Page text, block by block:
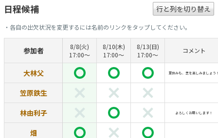
日程候補 行と列を切り替え
・各自の出欠状況を変更するには名前のリンクをタップしてください。
参加者
8/8(火)
17:00〜
8/10(木)
17:00〜
8/13(日)
17:00〜
コメント
大林父 夏休みも、芝を楽しみましょう
笠原鉄生
林由利子 よろしくお願いします！
畑